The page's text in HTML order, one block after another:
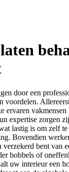
door een
voordelen.
ervaren
expertise zorgen
lastig is om zelf
Bovendien
bent van
bobbels of
uw interieur een